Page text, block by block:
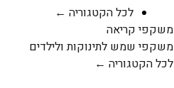
לכל הקטגוריה ←
משקפי קריאה
משקפי שמש לתינוקות ולילדים
לכל הקטגוריה ←